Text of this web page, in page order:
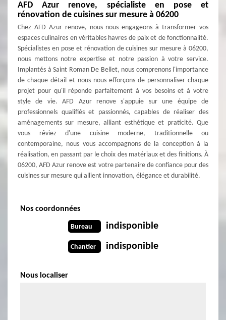
AFD Azur renove, spécialiste en pose et
rénovation de cuisines sur mesure à 06200
Chez AFD Azur renove, nous nous engageons à transformer vos
espaces culinaires en véritables havres de paix et de fonctionnalité.
Spécialistes en pose et rénovation de cuisines sur mesure à 06200,
nous mettons notre expertise et notre passion à votre service.
Implantés à Saint Roman De Bellet, nous comprenons l'importance
de chaque détail et nous nous efforçons de personnaliser chaque
projet pour qu'il réponde parfaitement à vos besoins et à votre
style de vie. AFD Azur renove s'appuie sur une équipe de
professionnels qualifiés et passionnés, capables de réaliser des
aménagements sur mesure, alliant esthétique et praticité. Que
vous rêviez d'une cuisine moderne, traditionnelle ou
contemporaine, nous vous accompagnons de la conception à la
réalisation, en passant par le choix des matériaux et des finitions. À
06200, AFD Azur renove est votre partenaire de confiance pour des
cuisines sur mesure qui allient innovation, élégance et durabilité.
Nos coordonnées
Bureau indisponible
Chantier indisponible
Nous localiser